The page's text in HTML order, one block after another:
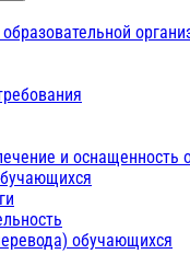
и оснащенность
обучающихся